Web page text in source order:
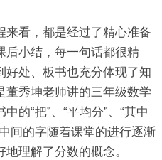
来看，都是经过了精心准备
后小结，每一句话都很精
好处、板书也充分体现了知
董秀坤老师讲的三年级数学
的“把”、“平均分”、“其中
间的字随着课堂的进行逐渐
理解了分数的概念。